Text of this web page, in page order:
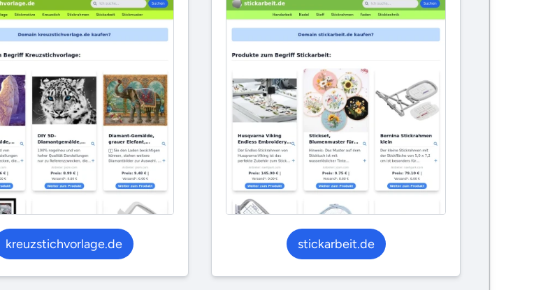
kreuzstichvorlage.de stickarbeit.de